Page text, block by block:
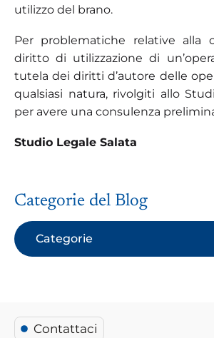
utilizzo del brano.
Per problematiche relative alla
diritto di utilizzazione di
tutela dei diritti d’autore delle
qualsiasi natura, rivolgiti allo
per avere una consulenza
Studio Legale Salata
Categorie del Blog
Categorie
Contattaci